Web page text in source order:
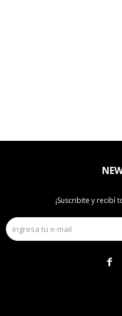
¡Suscribite y recibí
